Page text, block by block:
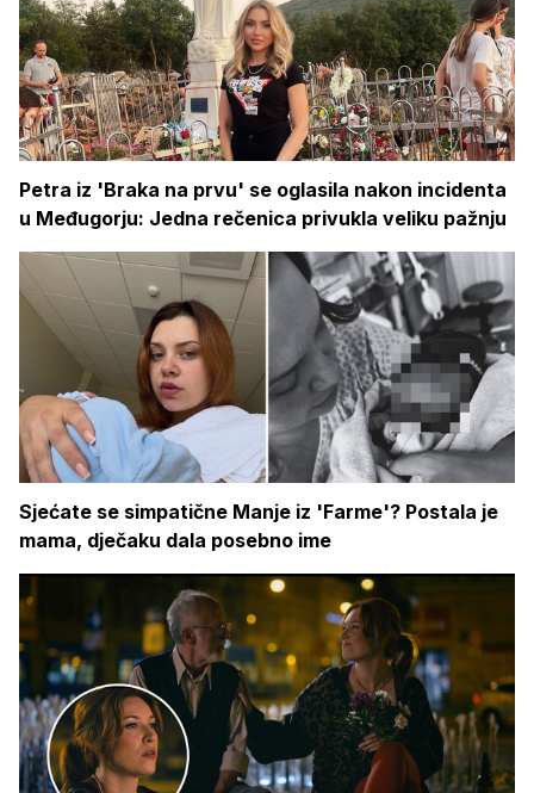
Petra iz 'Braka na prvu' se oglasila nakon incidenta
u Međugorju: Jedna rečenica privukla veliku pažnju
Sjećate se simpatične Manje iz 'Farme'? Postala je
mama, dječaku dala posebno ime